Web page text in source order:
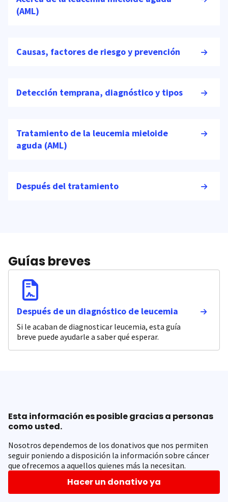
(AML)
Causas, factores de riesgo y prevención
Detección temprana, diagnóstico y tipos
Tratamiento de la leucemia mieloide
aguda (AML)
Después del tratamiento
Guías breves
Después de un diagnóstico de leucemia
Si le acaban de diagnosticar leucemia, esta guía
breve puede ayudarle a saber qué esperar.
Esta información es posible gracias a personas
como usted.
Nosotros dependemos de los donativos que nos permiten
seguir poniendo a disposición la información sobre cáncer
que ofrecemos a aquellos quienes más la necesitan.
Hacer un donativo ya